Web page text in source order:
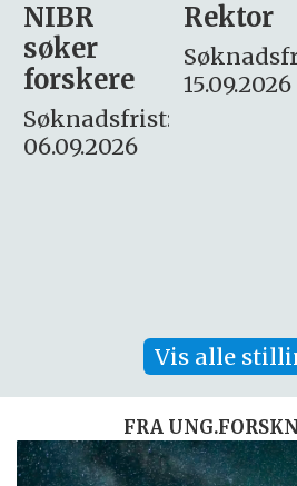
Rektor
Søknadsfrist:
15.09.2026
innen
Vis alle
FRA